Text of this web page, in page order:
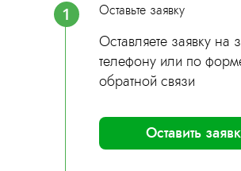
1 Оставьте заявку
Оставляете заявку на
телефону или по
обратной связи
Оставить